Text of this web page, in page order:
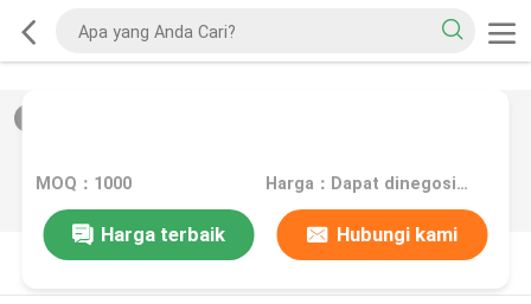
MOQ：1000 Harga：Dapat dinegosiasikan
Harga terbaik
Hubungi kami
DESKRIPSI PRODUK